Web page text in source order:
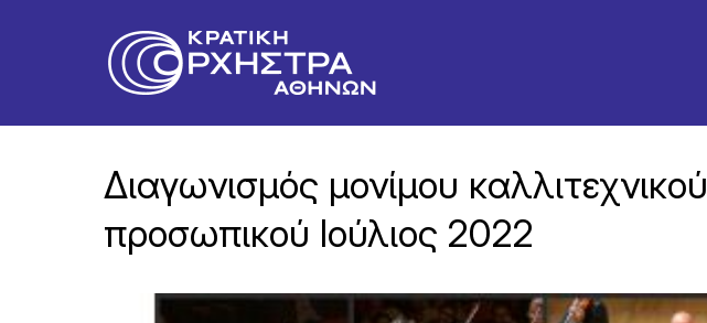
Διαγωνισμός μονίμου καλλιτεχνικού
προσωπικού Ιούλιος 2022